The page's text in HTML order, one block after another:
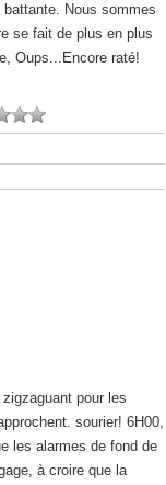
Nous sommes
se fait de plus en plus
Oups...Encore raté!
pour les
sourier! 6H00,
les alarmes de fond de
à croire que la